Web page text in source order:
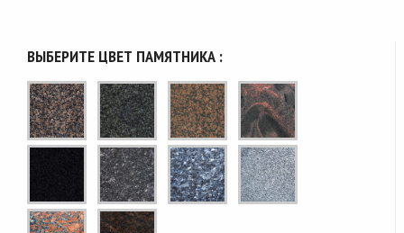
ВЫБЕРИТЕ ЦВЕТ ПАМЯТНИКА :